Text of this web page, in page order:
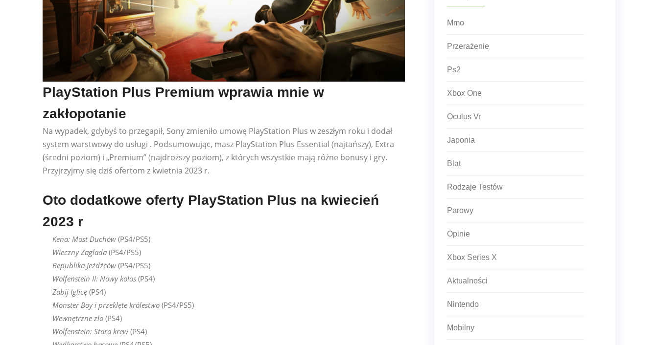
PlayStation Plus Premium wprawia mnie w
zakłopotanie
Na wypadek, gdybyś to przegapił, Sony zmieniło umowę PlayStation Plus w zeszłym roku i dodał
system warstwowy do usługi . Podsumowując, masz PlayStation Plus Essential (najtańszy), Extra
(średni poziom) i „Premium” (najdroższy poziom), z których wszystkie mają różne bonusy i gry.
Przyjrzyjmy się dziś ofertom z kwietnia 2023 r.
Oto dodatkowe oferty PlayStation Plus na kwiecień
2023 r
Kena: Most Duchów (PS4/PS5)
Wieczny Zagłada (PS4/PS5)
Republika Jeźdźców (PS4/PS5)
Wolfenstein II: Nowy kolos (PS4)
Zabij Iglicę (PS4)
Monster Boy i przeklęte królestwo (PS4/PS5)
Wewnętrzne zło (PS4)
Wolfenstein: Stara krew (PS4)
Mmo
Przerażenie
Ps2
Xbox One
Oculus Vr
Japonia
Blat
Rodzaje Testów
Parowy
Opinie
Xbox Series X
Aktualności
Nintendo
Mobilny